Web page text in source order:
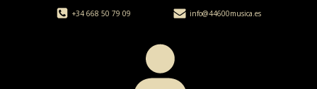
+34 668 50 79 09 info@44600musica.es